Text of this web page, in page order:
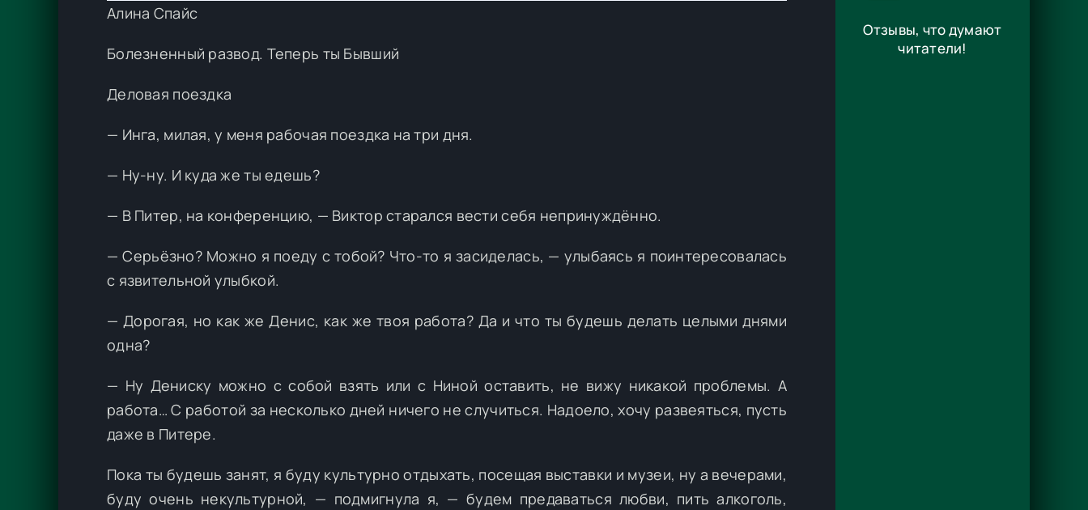
- Игорь
Павлов
Отзывы, что думают
читатели!
Алина Спайс
Болезненный развод. Теперь ты Бывший
Деловая поездка
— Инга, милая, у меня рабочая поездка на три дня.
— Ну-ну. И куда же ты едешь?
— В Питер, на конференцию, — Виктор старался вести себя непринуждённо.
— Серьёзно? Можно я поеду с тобой? Что-то я засиделась, — улыбаясь я поинтересовалась
с язвительной улыбкой.
— Дорогая, но как же Денис, как же твоя работа? Да и что ты будешь делать целыми днями
одна?
— Ну Дениску можно с собой взять или с Ниной оставить, не вижу никакой проблемы. А
работа… С работой за несколько дней ничего не случиться. Надоело, хочу развеяться, пусть
даже в Питере.
Пока ты будешь занят, я буду культурно отдыхать, посещая выставки и музеи, ну а вечерами,
буду очень некультурной, — подмигнула я, — будем предаваться любви, пить алкоголь,